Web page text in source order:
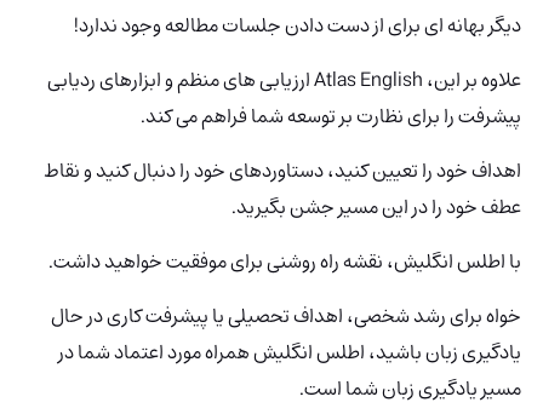
دیگر بهانه ای برای از دست دادن جلسات مطالعه وجود ندارد!
علاوه بر این، Atlas English
ارزیابی های منظم و ابزارهای ردیابی
پیشرفت را برای نظارت بر توسعه شما فراهم می کند.
اهداف خود را تعیین کنید، دستاوردهای خود را دنبال کنید و نقاط
عطف خود را در این مسیر جشن بگیرید.
با اطلس انگلیش، نقشه راه روشنی برای موفقیت خواهید داشت.
خواه برای رشد شخصی، اهداف تحصیلی یا پیشرفت کاری در حال
یادگیری زبان باشید، اطلس انگلیش همراه مورد اعتماد شما در
مسیر یادگیری زبان شما است.